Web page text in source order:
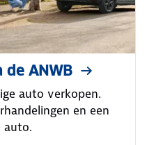
ANWB
auto verkopen.
en een
auto.